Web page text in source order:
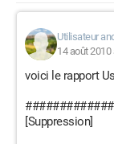
Utilisateur
14 août 2010
voici le rapport
[Suppression]